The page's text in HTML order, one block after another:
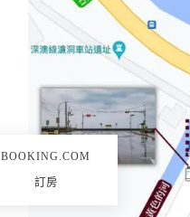
BOOKING.COM
訂房